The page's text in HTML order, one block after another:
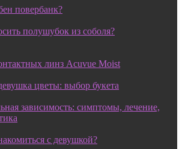
повербанк?
полушубок из соболя?
линз Acuvue Moist
цветы: выбор букета
зависимость: симптомы, лечение,
с девушкой?